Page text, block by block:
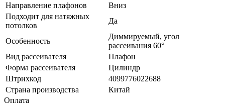
Направление плафонов
Вниз
Подходит для натяжных
потолков
Да
Особенность
Диммируемый, угол
рассеивания 60°
Вид рассеивателя
Плафон
Форма рассеивателя
Цилиндр
Штрихкод
4099776022688
Страна производства
Китай
Оплата